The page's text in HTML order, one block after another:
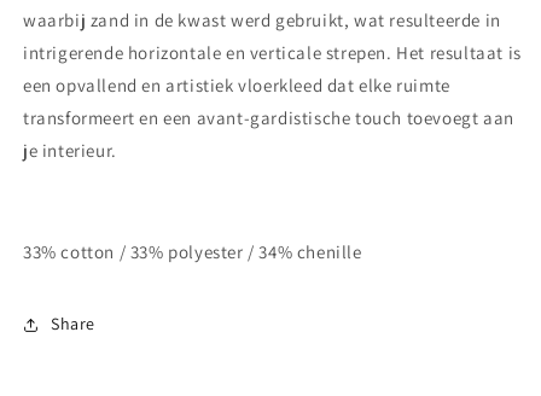
waarbij zand in de kwast werd gebruikt, wat resulteerde in
intrigerende horizontale en verticale strepen. Het resultaat is
een opvallend en artistiek vloerkleed dat elke ruimte
transformeert en een avant-gardistische touch toevoegt aan
je interieur.
33% cotton / 33% polyester / 34% chenille
Share